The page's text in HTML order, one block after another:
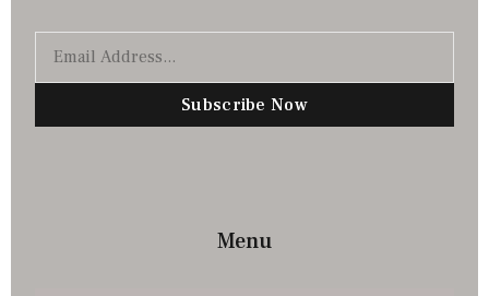
Subscribe Now
Menu